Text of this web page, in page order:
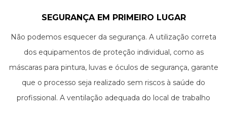
SEGURANÇA EM PRIMEIRO LUGAR
Não podemos esquecer da segurança. A utilização correta
dos equipamentos de proteção individual, como as
máscaras para pintura, luvas e óculos de segurança, garante
que o processo seja realizado sem riscos à saúde do
profissional. A ventilação adequada do local de trabalho